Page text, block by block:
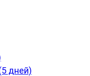
дней)